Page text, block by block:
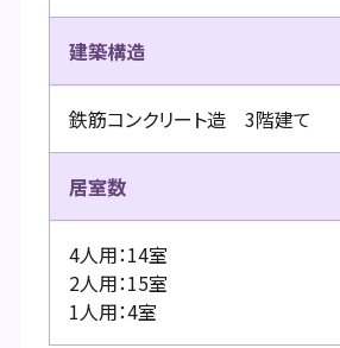
建築構造
鉄筋コンクリート造 3階建て
居室数
4人用：14室
2人用：15室
1人用：4室